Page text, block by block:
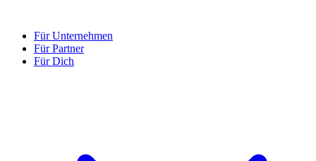
Für Unternehmen
Für Partner
Für Dich